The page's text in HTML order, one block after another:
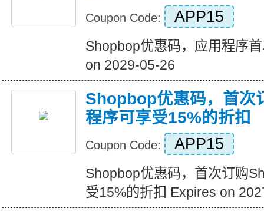
Coupon Code: APP15
Shopbop优惠码，应用程序
on 2029-05-26
Shopbop优惠码，首次
程序可享受15%的折扣
Coupon Code: APP15
Shopbop优惠码，首次订购
受15%的折扣 Expires on